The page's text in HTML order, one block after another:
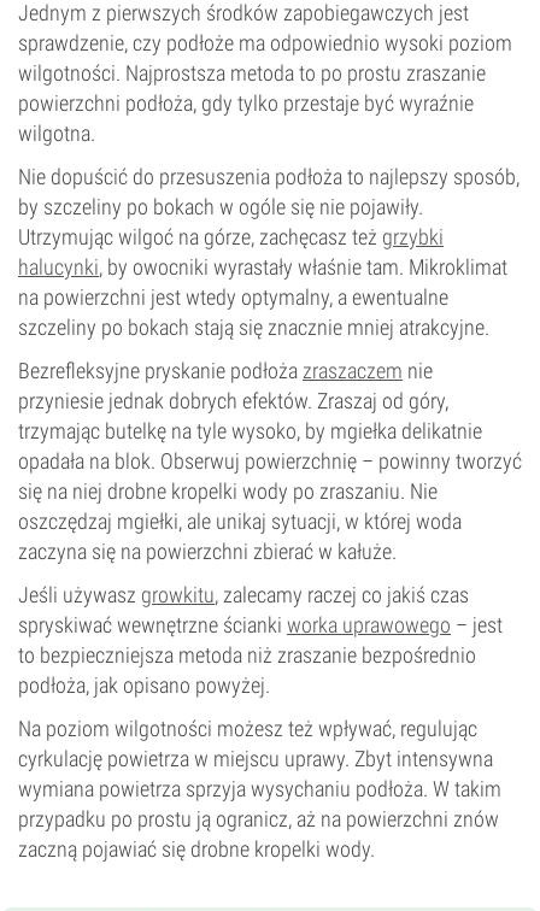
Jednym z pierwszych środków zapobiegawczych jest
sprawdzenie, czy podłoże ma odpowiednio wysoki poziom
wilgotności. Najprostsza metoda to po prostu zraszanie
powierzchni podłoża, gdy tylko przestaje być wyraźnie
wilgotna.
Nie dopuścić do przesuszenia podłoża to najlepszy sposób,
by szczeliny po bokach w ogóle się nie pojawiły.
Utrzymując wilgoć na górze, zachęcasz też grzybki
halucynki, by owocniki wyrastały właśnie tam. Mikroklimat
na powierzchni jest wtedy optymalny, a ewentualne
szczeliny po bokach stają się znacznie mniej atrakcyjne.
Bezrefleksyjne pryskanie podłoża zraszaczem nie
przyniesie jednak dobrych efektów. Zraszaj od góry,
trzymając butelkę na tyle wysoko, by mgiełka delikatnie
opadała na blok. Obserwuj powierzchnię – powinny tworzyć
się na niej drobne kropelki wody po zraszaniu. Nie
oszczędzaj mgiełki, ale unikaj sytuacji, w której woda
zaczyna się na powierzchni zbierać w kałuże.
Jeśli używasz growkitu, zalecamy raczej co jakiś czas
spryskiwać wewnętrzne ścianki worka uprawowego – jest
to bezpieczniejsza metoda niż zraszanie bezpośrednio
podłoża, jak opisano powyżej.
Na poziom wilgotności możesz też wpływać, regulując
cyrkulację powietrza w miejscu uprawy. Zbyt intensywna
wymiana powietrza sprzyja wysychaniu podłoża. W takim
przypadku po prostu ją ogranicz, aż na powierzchni znów
zaczną pojawiać się drobne kropelki wody.